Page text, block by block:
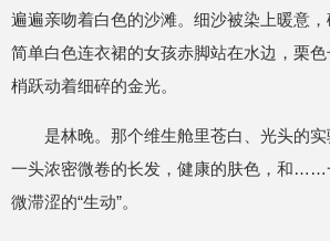
遍遍亲吻着白色的沙滩。细沙被染上暖意
简单白色连衣裙的女孩赤脚站在水边，栗
梢跃动着细碎的金光。
是林晚。那个维生舱里苍白、光头的
一头浓密微卷的长发，健康的肤色，和……
微滞涩的“生动”。